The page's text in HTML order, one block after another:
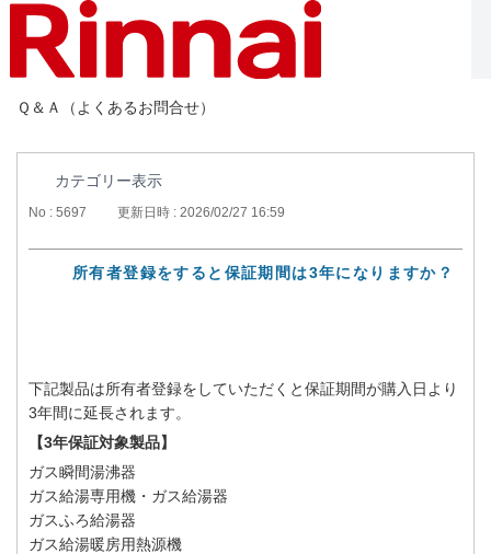
Ｑ＆Ａ（よくあるお問合せ）
カテゴリー表示
No : 5697 更新日時 : 2026/02/27 16:59
所有者登録をすると保証期間は3年になりますか？
下記製品は所有者登録をしていただくと保証期間が購入日より
3年間に延長されます。
【3年保証対象製品】
ガス瞬間湯沸器
ガス給湯専用機・ガス給湯器
ガスふろ給湯器
ガス給湯暖房用熱源機